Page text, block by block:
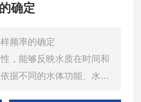
确定
频率的确定
，能够反映水质在时间和
据不同的水体功能、水文